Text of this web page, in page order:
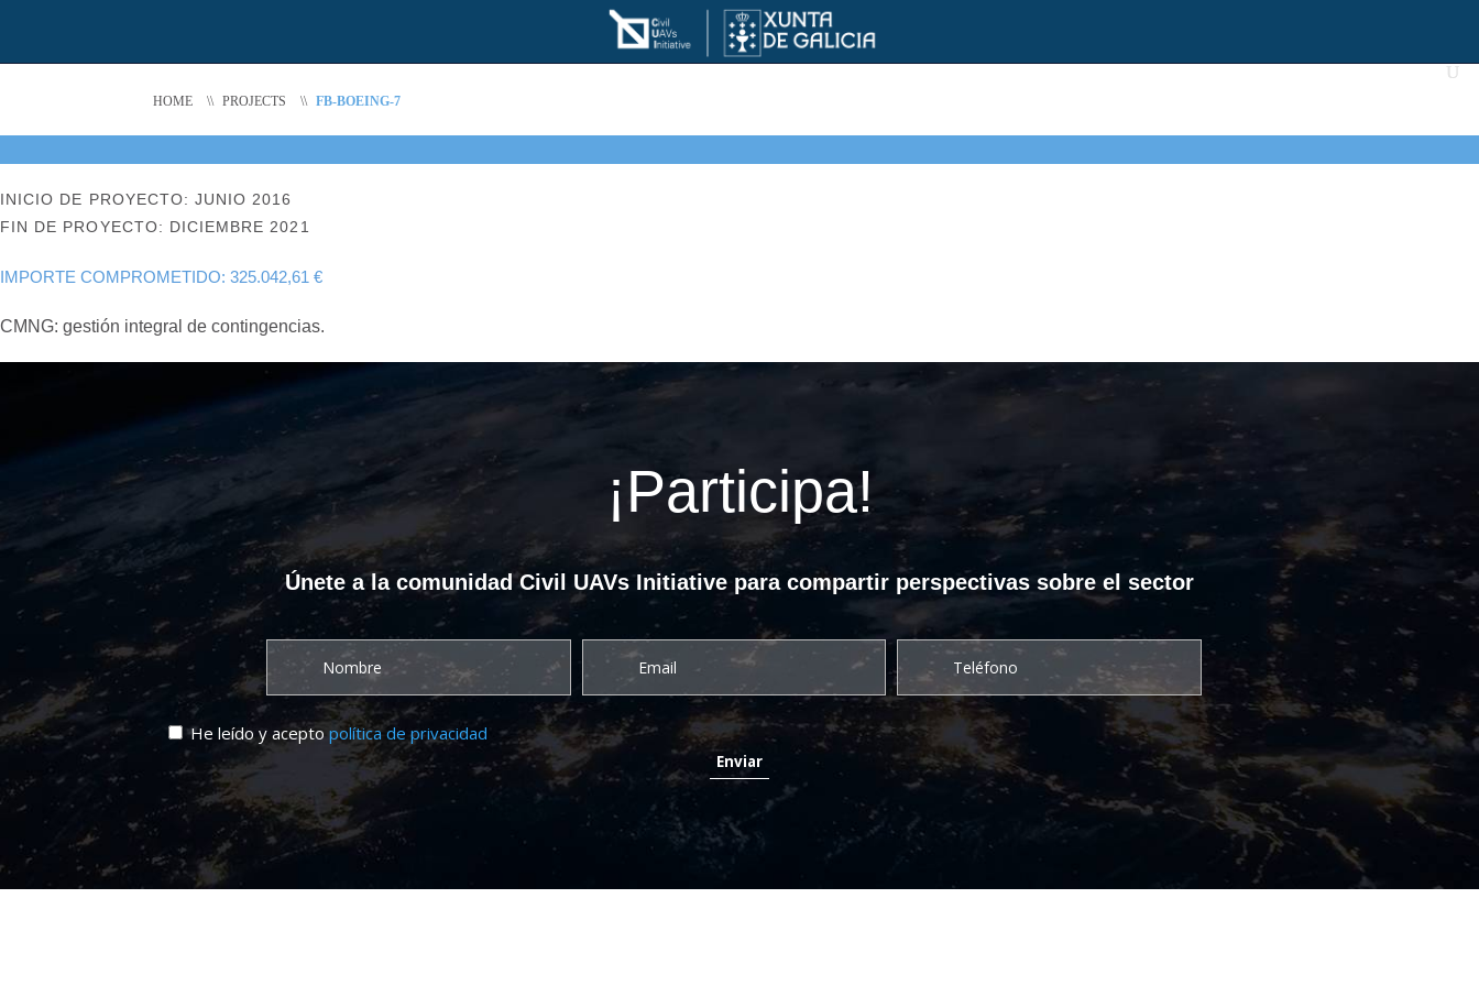
HOME \\ PROJECTS \\ FB-BOEING-7
INICIO DE PROYECTO: JUNIO 2016
FIN DE PROYECTO: DICIEMBRE 2021
IMPORTE COMPROMETIDO: 325.042,61 €
CMNG: gestión integral de contingencias.
¡Participa!
Únete a la comunidad Civil UAVs Initiative para compartir perspectivas sobre el sector
He leído y aceptopolítica de privacidad